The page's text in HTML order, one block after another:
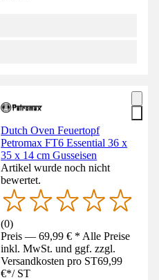
Dutch Oven Feuertopf
Petromax FT6 Essential 36 x
35 x 14 cm Gusseisen
Artikel wurde noch nicht
bewertet.
(0)
Preis — 69,99 € * Alle Preise
inkl. MwSt. und ggf. zzgl.
Versandkosten pro ST69,99
€*/ ST